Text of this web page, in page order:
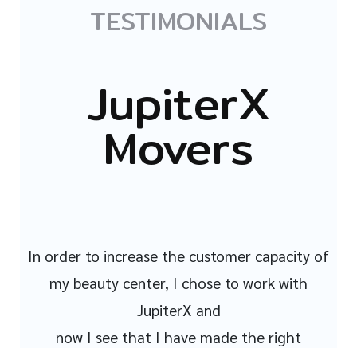
TESTIMONIALS
JupiterX
Movers
In order to increase the customer capacity of
my beauty center, I chose to work with
JupiterX and
now I see that I have made the right